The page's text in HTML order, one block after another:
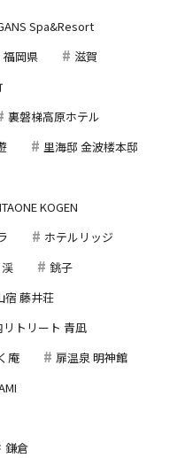
Spa&Resort
福岡県
滋賀
裏磐梯高原ホテル
里海邸 金波楼本邸
KOGEN
ホテルリッジ
銚子
宿 藤井荘
リトリート 青凪
庵
扉温泉 明神館
鎌倉